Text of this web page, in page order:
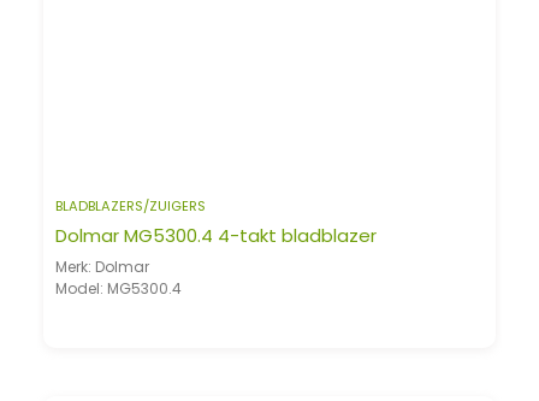
BLADBLAZERS/ZUIGERS
Dolmar MG5300.4 4-takt bladblazer
Merk: Dolmar
Model: MG5300.4